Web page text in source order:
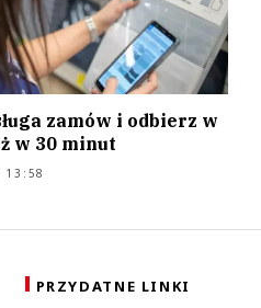
zamów i odbierz w
w 30 minut
PRZYDATNE LINKI